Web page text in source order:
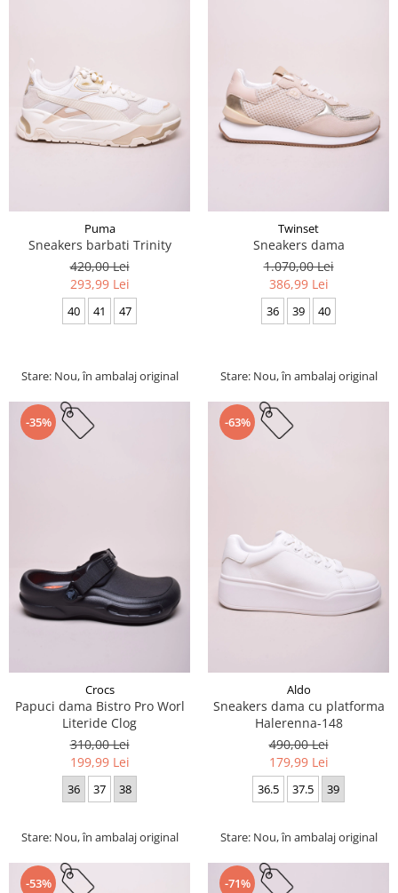
Puma
Sneakers barbati Trinity
420,00 Lei
293,99 Lei
40 41 47
Stare: Nou, în ambalaj original
Twinset
Sneakers dama
1.070,00 Lei
386,99 Lei
36 39 40
Stare: Nou, în ambalaj original
-35%
Crocs
Papuci dama Bistro Pro Worl
Literide Clog
310,00 Lei
199,99 Lei
36 37 38
Stare: Nou, în ambalaj original
-63%
Aldo
Sneakers dama cu platforma
Halerenna-148
490,00 Lei
179,99 Lei
36.5 37.5 39
Stare: Nou, în ambalaj original
-53% -71%